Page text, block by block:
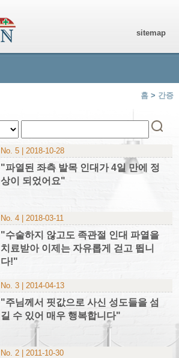
sitemap
홈 > 간증
No. 5 | 2018-10-28
"파열된 좌측 발목 인대가 4일 만에 정
상이 되었어요"
No. 4 | 2018-03-11
"수술하지 않고도 족관절 인대 파열을
치료받아 이제는 자유롭게 걷고 뜁니
다!"
No. 3 | 2014-04-13
"주님께서 핏값으로 사신 성도들을 섬
길 수 있어 매우 행복합니다"
No. 2 | 2011-10-30